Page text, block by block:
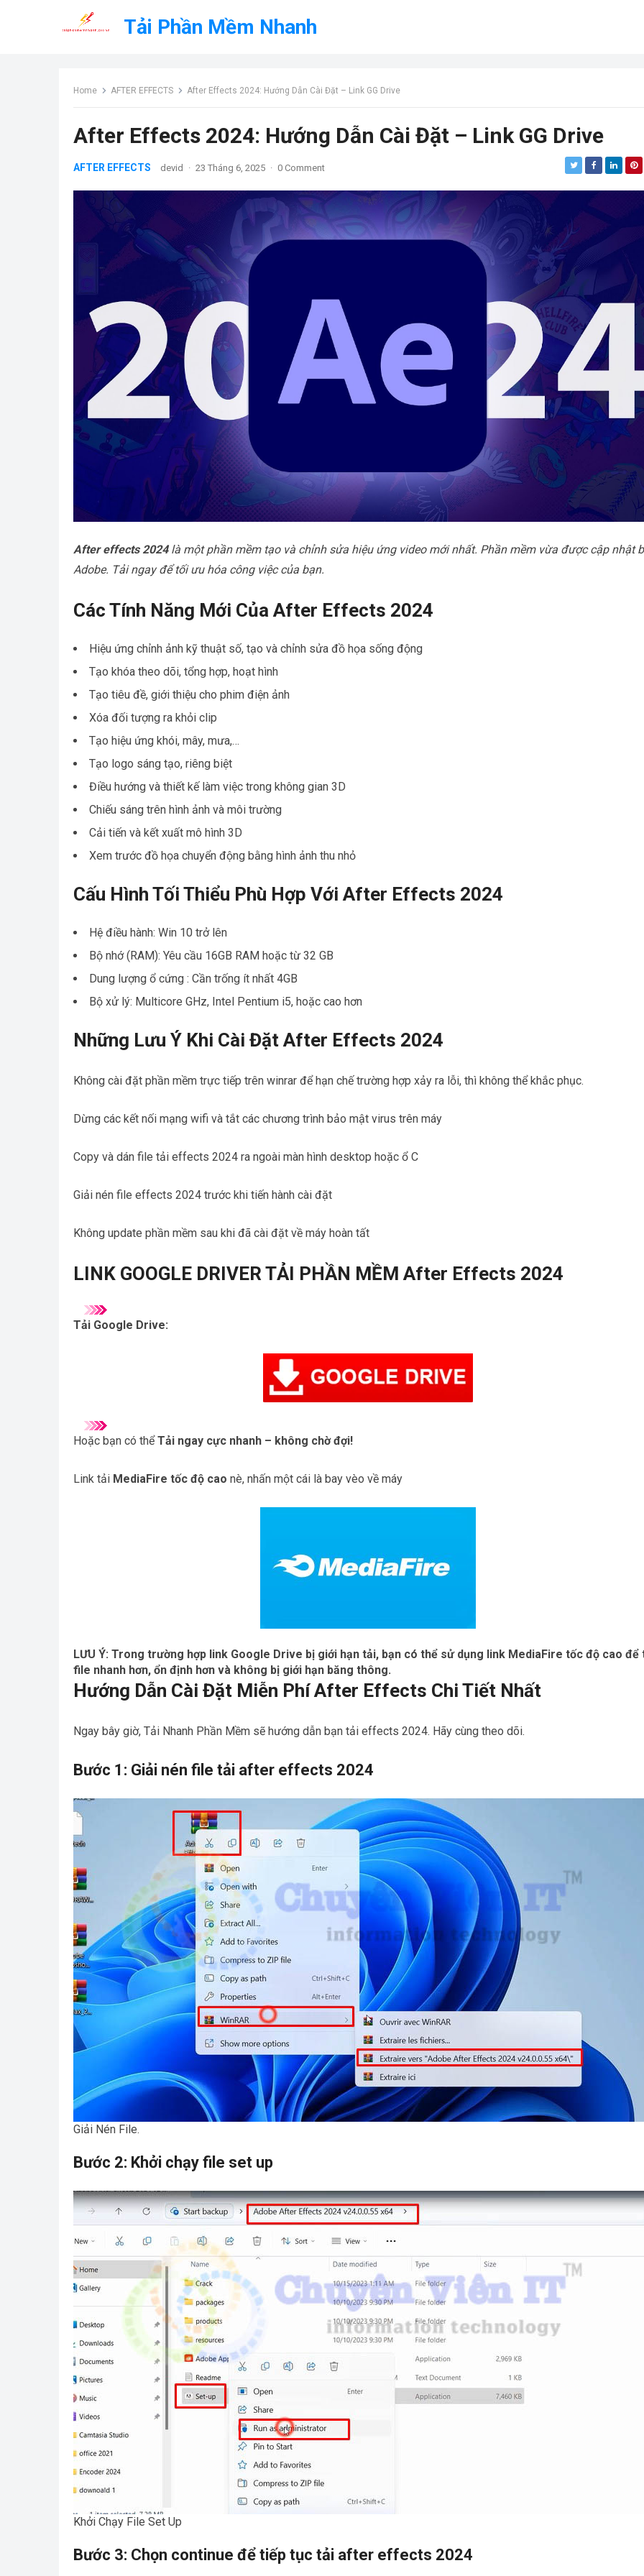
Tải Phần Mềm Nhanh
Home AFTER EFFECTS After Effects 2024: Hướng Dẫn Cài Đặt – Link GG Drive
After Effects 2024: Hướng Dẫn Cài Đặt – Link GG Drive
AFTER EFFECTS devid · 23 Tháng 6, 2025 · 0 Comment
After effects 2024là một phần mềm tạo và chỉnh sửa hiệu ứng video mới nhất. Phần mềm vừa được cập nhật
Adobe. Tải ngay để tối ưu hóa công việc của bạn.
Các Tính Năng Mới Của After Effects 2024
Hiệu ứng chỉnh ảnh kỹ thuật số, tạo và chỉnh sửa đồ họa sống động
Tạo khóa theo dõi, tổng hợp, hoạt hình
Tạo tiêu đề, giới thiệu cho phim điện ảnh
Xóa đối tượng ra khỏi clip
Tạo hiệu ứng khói, mây, mưa,…
Tạo logo sáng tạo, riêng biệt
Điều hướng và thiết kế làm việc trong không gian 3D
Chiếu sáng trên hình ảnh và môi trường
Cải tiến và kết xuất mô hình 3D
Xem trước đồ họa chuyển động bằng hình ảnh thu nhỏ
Cấu Hình Tối Thiểu Phù Hợp Với After Effects 2024
Hệ điều hành: Win 10 trở lên
Bộ nhớ (RAM): Yêu cầu 16GB RAM hoặc từ 32 GB
Dung lượng ổ cứng : Cần trống ít nhất 4GB
Bộ xử lý: Multicore GHz, Intel Pentium i5, hoặc cao hơn
Những Lưu Ý Khi Cài Đặt After Effects 2024
Không cài đặt phần mềm trực tiếp trên winrar để hạn chế trường hợp xảy ra lỗi, thì không thể khắc phục.
Dừng các kết nối mạng wifi và tắt các chương trình bảo mật virus trên máy
Copy và dán file tải effects 2024 ra ngoài màn hình desktop hoặc ổ C
Giải nén file effects 2024 trước khi tiến hành cài đặt
Không update phần mềm sau khi đã cài đặt về máy hoàn tất
LINK GOOGLE DRIVER TẢI PHẦN MỀM After Effects 2024
Tải Google Drive:
Hoặc bạn có thểTải ngay cực nhanh – không chờ đợi!
Link tải MediaFire tốc độ cao nè, nhấn một cái là bay vèo về máy
LƯU Ý: Trong trường hợp link Google Drive bị giới hạn tải, bạn có thể sử dụng link MediaFire tốc độ cao để
file nhanh hơn, ổn định hơn và không bị giới hạn băng thông.
Hướng Dẫn Cài Đặt Miễn Phí After Effects Chi Tiết Nhất
Ngay bây giờ, Tải Nhanh Phần Mềm sẽ hướng dẫn bạn tải effects 2024. Hãy cùng theo dõi.
Bước 1: Giải nén file tải after effects 2024
Giải Nén File.
Bước 2: Khởi chạy file set up
Khởi Chạy File Set Up
Bước 3: Chọn continue để tiếp tục tải after effects 2024